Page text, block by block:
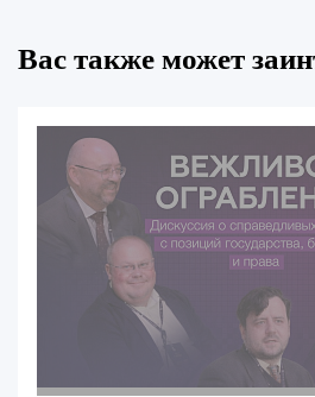
Вас также может